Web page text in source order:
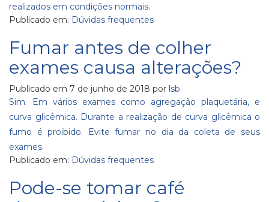
realizados em condições normais.
Publicado em: Dúvidas frequentes
Fumar antes de colher
exames causa alterações?
Publicado em 7 de junho de 2018 por lsb.
Sim. Em vários exames como agregação plaquetária, e
curva glicêmica. Durante a realização de curva glicêmica o
fumo é proibido. Evite fumar no dia da coleta de seus
exames.
Publicado em: Dúvidas frequentes
Pode-se tomar café